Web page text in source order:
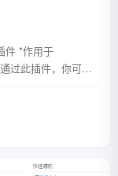
件 *作用于
过此插件，你可以